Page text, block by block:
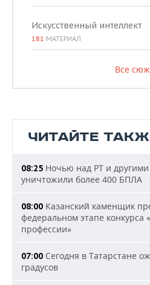
Искусственный интеллект
181 МАТЕРИАЛ
Все
ЧИТАЙТЕ
08:25 Ночью над РТ и
уничтожили более 400 БПЛА
08:00 Казанский каменщик
федеральном этапе
профессии»
07:00 Сегодня в Татарстане
градусов